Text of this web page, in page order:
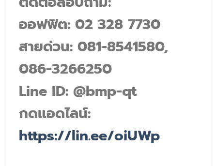
ออฟฟิต: 02 328 7730
สายด่วน: 081-8541580,
086-3266250
Line ID: @bmp-qt
กดแอดไลน์:
https://lin.ee/oiUWp